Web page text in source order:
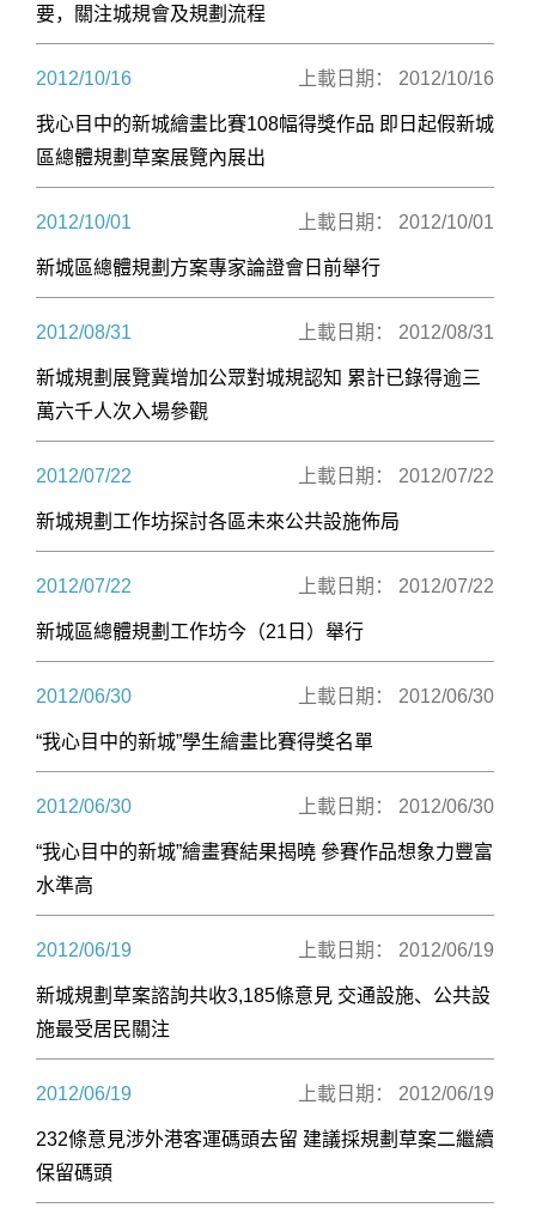
要，關注城規會及規劃流程
2012/10/16 上載日期： 2012/10/16
我心目中的新城繪畫比賽108幅得獎作品 即日起假新城
區總體規劃草案展覽內展出
2012/10/01 上載日期： 2012/10/01
新城區總體規劃方案專家論證會日前舉行
2012/08/31 上載日期： 2012/08/31
新城規劃展覽冀增加公眾對城規認知 累計已錄得逾三
萬六千人次入場參觀
2012/07/22 上載日期： 2012/07/22
新城規劃工作坊探討各區未來公共設施佈局
2012/07/22 上載日期： 2012/07/22
新城區總體規劃工作坊今（21日）舉行
2012/06/30 上載日期： 2012/06/30
“我心目中的新城”學生繪畫比賽得獎名單
2012/06/30 上載日期： 2012/06/30
“我心目中的新城”繪畫賽結果揭曉 參賽作品想象力豐富
水準高
2012/06/19 上載日期： 2012/06/19
新城規劃草案諮詢共收3,185條意見 交通設施、公共設
施最受居民關注
2012/06/19 上載日期： 2012/06/19
232條意見涉外港客運碼頭去留 建議採規劃草案二繼續
保留碼頭